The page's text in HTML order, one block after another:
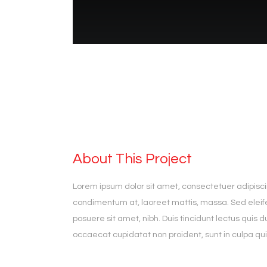
About This Project
Lorem ipsum dolor sit amet, consectetuer
condimentum at, laoreet mattis, massa. Sed
posuere sit amet, nibh. Duis tincidunt lectus quis
occaecat cupidatat non proident, sunt in culpa